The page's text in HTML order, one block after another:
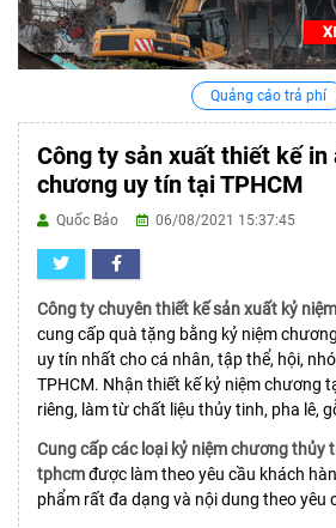
Quảng cáo trả phí
Công ty sản xuất thiết kế in
chương uy tín tại TPHCM
Quốc Bảo 06/08/2021 15:37:45
Công ty chuyên thiết kế sản xuất kỷ
cung cấp quà tặng bằng kỷ niệm
uy tín nhất cho cá nhân, tập thể, hội,
TPHCM. Nhận thiết kế kỷ niệm chương
riêng, làm từ chất liệu thủy tinh, pha lê,
Cung cấp các loại kỷ niệm chương thủy
tphcmđược làm theo yêu cầu khách
phẩm rất đa dạng và nội dung theo yêu